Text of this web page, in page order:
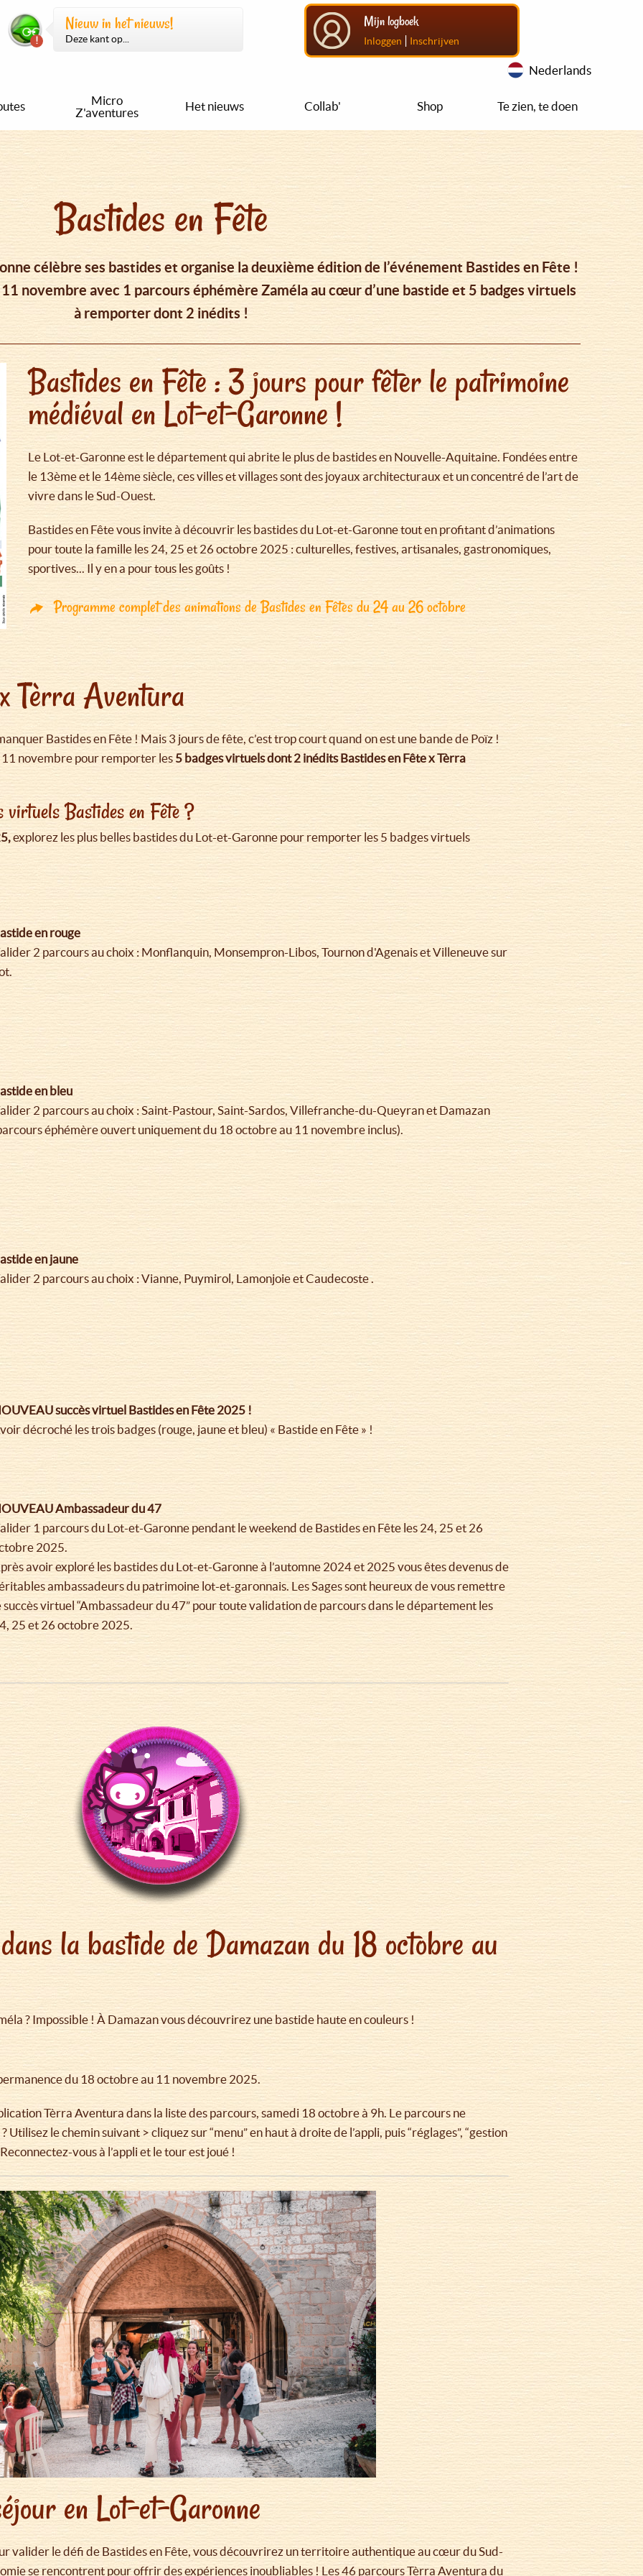
Nieuw in het nieuws!
Deze kant op...
Mijn logboek
Inloggen | Inschrijven
Nederlands
Micro
Z'aventures
Het nieuws Collab' Shop Te zien, te doen
Bastides en Fête
célèbre ses bastides et organise la deuxième édition de l’événement Bastides en Fête !
novembre avec 1 parcours éphémère Zaméla au cœur d’une bastide et 5 badges virtuels
à remporter dont 2 inédits !
Bastides en Fête : 3 jours pour fêter le patrimoine
médiéval en Lot-et-Garonne !
Le Lot-et-Garonne est le département qui abrite le plus de bastides en Nouvelle-Aquitaine. Fondées entre
le 13ème et le 14ème siècle, ces villes et villages sont des joyaux architecturaux et un concentré de l’art de
vivre dans le Sud-Ouest.
Bastides en Fête vous invite à découvrir les bastides du Lot-et-Garonne tout en profitant d’animations
pour toute la famille les 24, 25 et 26 octobre 2025 : culturelles, festives, artisanales, gastronomiques,
sportives... Il y en a pour tous les goûts !
Programme complet des animations de Bastides en Fêtes du 24 au 26 octobre
Tèrra Aventura
Bastides en Fête ! Mais 3 jours de fête, c’est trop court quand on est une bande de Poïz !
11 novembre pour remporter les 5 badges virtuels dont 2 inédits Bastides en Fête x Tèrra
virtuels Bastides en Fête ?
explorez les plus belles bastides du Lot-et-Garonne pour remporter les 5 badges virtuels
en rouge
2 parcours au choix : Monflanquin, Monsempron-Libos, Tournon d'Agenais et Villeneuve sur
en bleu
2 parcours au choix : Saint-Pastour, Saint-Sardos, Villefranche-du-Queyran et Damazan
éphémère ouvert uniquement du 18 octobre au 11 novembre inclus).
en jaune
2 parcours au choix : Vianne, Puymirol, Lamonjoie et Caudecoste .
succès virtuel Bastides en Fête 2025 !
décroché les trois badges (rouge, jaune et bleu) « Bastide en Fête » !
Ambassadeur du 47
1 parcours du Lot-et-Garonne pendant le weekend de Bastides en Fête les 24, 25 et 26
2025.
avoir exploré les bastides du Lot-et-Garonne à l’automne 2024 et 2025 vous êtes devenus de
ambassadeurs du patrimoine lot-et-garonnais. Les Sages sont heureux de vous remettre
succès virtuel “Ambassadeur du 47” pour toute validation de parcours dans le département les
25 et 26 octobre 2025.
la bastide de Damazan du 18 octobre au
? Impossible ! À Damazan vous découvrirez une bastide haute en couleurs !
du 18 octobre au 11 novembre 2025.
Tèrra Aventura dans la liste des parcours, samedi 18 octobre à 9h. Le parcours ne
Utilisez le chemin suivant > cliquez sur “menu” en haut à droite de l’appli, puis “réglages”, “gestion
vous à l’appli et le tour est joué !
en Lot-et-Garonne
valider le défi de Bastides en Fête, vous découvrirez un territoire authentique au cœur du Sud-
se rencontrent pour offrir des expériences inoubliables ! Les 46 parcours Tèrra Aventura du